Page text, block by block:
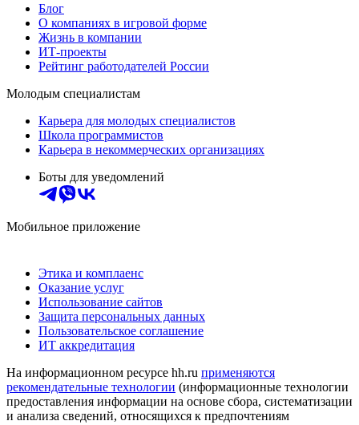
Блог
О компаниях в игровой форме
Жизнь в компании
ИТ-проекты
Рейтинг работодателей России
Молодым специалистам
Карьера для молодых специалистов
Школа программистов
Карьера в некоммерческих организациях
Боты для уведомлений
Мобильное приложение
Этика и комплаенс
Оказание услуг
Использование сайтов
Защита персональных данных
Пользовательское соглашение
ИТ аккредитация
На информационном ресурсе hh.ru применяются
рекомендательные технологии (информационные технологии
предоставления информации на основе сбора, систематизации
и анализа сведений, относящихся к предпочтениям